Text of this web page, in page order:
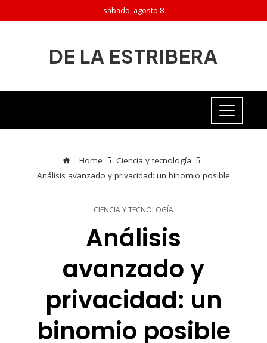
sábado, agosto 8
DE LA ESTRIBERA
Home
Ciencia y tecnología
Análisis avanzado y privacidad: un binomio posible
CIENCIA Y TECNOLOGÍA
Análisis
avanzado y
privacidad: un
binomio posible